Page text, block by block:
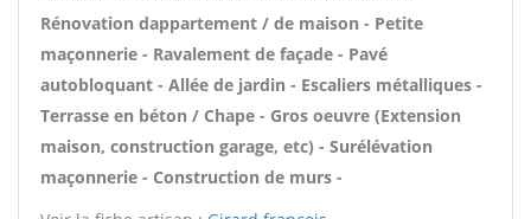
Rénovation dappartement / de maison - Petite
maçonnerie - Ravalement de façade - Pavé
autobloquant - Allée de jardin - Escaliers métalliques -
Terrasse en béton / Chape - Gros oeuvre (Extension
maison, construction garage, etc) - Surélévation
maçonnerie - Construction de murs -